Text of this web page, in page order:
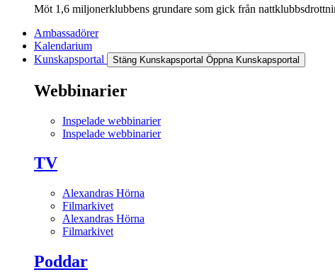
Möt 1,6 miljonerklubbens grundare som gick från
Ambassadörer
Kalendarium
Kunskapsportal
Stäng Kunskapsportal Öppna Kunskapsportal
Webbinarier
Inspelade webbinarier
Inspelade webbinarier
TV
Alexandras Hörna
Filmarkivet
Alexandras Hörna
Filmarkivet
Poddar